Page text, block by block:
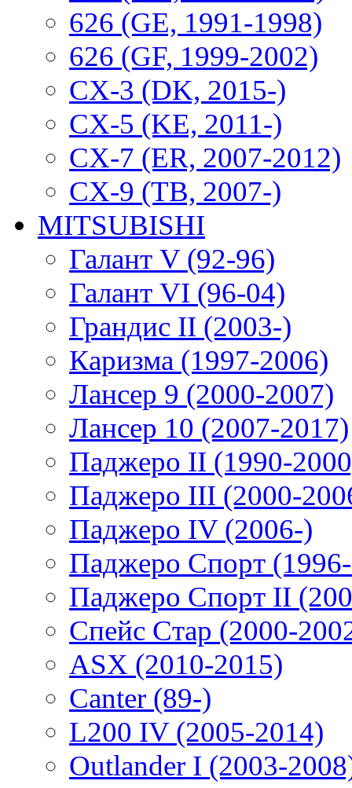
626 (GE, 1991-1998)
626 (GF, 1999-2002)
CX-3 (DK, 2015-)
CX-5 (KE, 2011-)
CX-7 (ER, 2007-2012)
CX-9 (TB, 2007-)
MITSUBISHI
Галант V (92-96)
Галант VI (96-04)
Грандис II (2003-)
Каризма (1997-2006)
Лансер 9 (2000-2007)
Лансер 10 (2007-2017)
Паджеро II (1990-
Паджеро III (2000-
Паджеро IV (2006-)
Паджеро Спорт
Паджеро Спорт II
Спейс Стар (2000-
ASX (2010-2015)
Canter (89-)
L200 IV (2005-2014)
Outlander I (2003-